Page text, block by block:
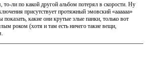
ли по какой другой альбом потерял в скорости. Ну
присутствует протяжный эмовский «аааааа»
какие они крутые злые панки, только вот
роком (хотя и там есть ничего такие вещи,